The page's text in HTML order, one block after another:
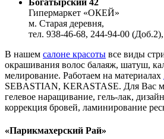
Гипермаркет «ОКЕЙ»
м. Старая деревня,
тел. 938-46-68, 244-94-00
В нашем салоне красоты все виды
окрашивания волос балаяж, шатуш,
мелирование. Работаем на материалах
SEBASTIAN, KERASTASE. Для Вас
гелевое наращивание, гель-лак,
коррекция бровей, ламинирование
«Парикмахерский Рай»